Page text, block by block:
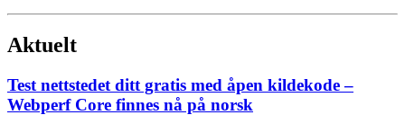
Aktuelt
Test nettstedet ditt gratis med åpen kildekode –
Webperf Core finnes nå på norsk